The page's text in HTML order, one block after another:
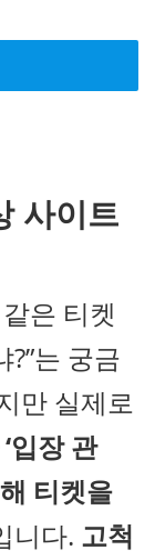
사이트
은 티켓
는 궁금
만 실제로
입장 관
티켓을
니다. 고척